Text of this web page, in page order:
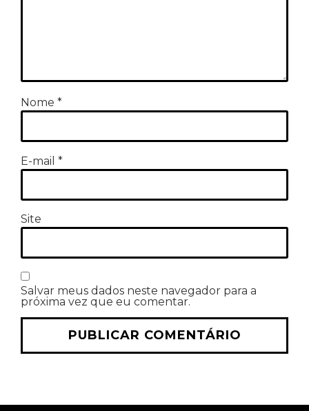
Nome *
E-mail *
Site
Salvar meus dados neste navegador para a
próxima vez que eu comentar.